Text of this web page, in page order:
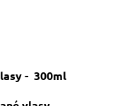
- 300ml